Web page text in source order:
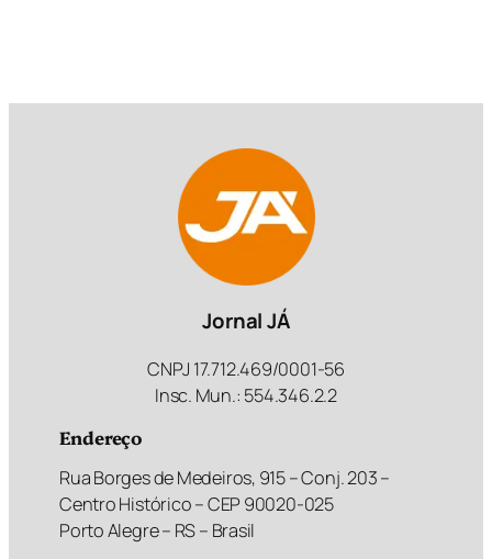
Jornal JÁ
CNPJ 17.712.469/0001-56
Insc. Mun.: 554.346.2.2
Endereço
Rua Borges de Medeiros, 915 – Conj. 203 –
Centro Histórico – CEP 90020-025
Porto Alegre – RS – Brasil